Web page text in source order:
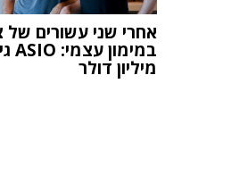
אחרי שני עשורים של
מיליון דולר